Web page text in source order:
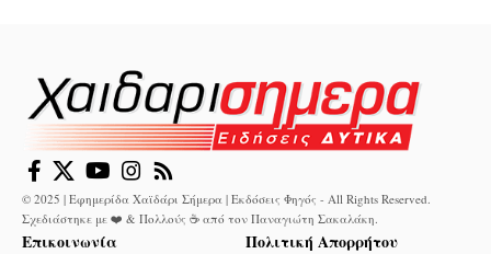
© 2025 | Εφημερίδα Χαϊδάρι Σήμερα | Εκδόσεις Φηγός - All Rights Reserved.
Σχεδιάστηκε με ❤️ & Πολλούς ☕ από τον Παναγιώτη Σακαλάκη
Επικοινωνία
Πολιτική Απορρήτου